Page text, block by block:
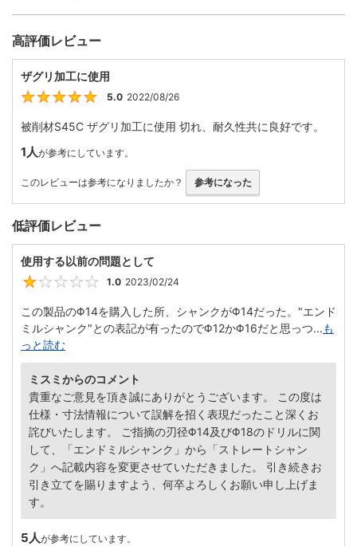
高評価レビュー
ザグリ加工に使用
5
5.0 2022/08/26
被削材S45C ザグリ加工に使用 切れ、耐久性共に良好です。
1人が参考にしています。
このレビューは参考になりましたか？ 参考になった
低評価レビュー
使用する以前の問題として
1
1.0 2023/02/24
この製品のΦ14を購入した所、シャンクがΦ14だった。"エンド
ミルシャンク"との表記が有ったのでΦ12かΦ16だと思っつ...も
っと読む
ミスミからのコメント
貴重なご意見を頂き誠にありがとうございます。 この度は
仕様・寸法情報について誤解を招く表現だったこと深くお
詫びいたします。 ご指摘の刃径Φ14及びΦ18のドリルに関
して、「エンドミルシャンク」から「ストレートシャン
ク」へ記載内容を変更させていただきました。 引き続きお
引き立てを賜りますよう、何卒よろしくお願い申し上げま
す。
5人が参考にしています。